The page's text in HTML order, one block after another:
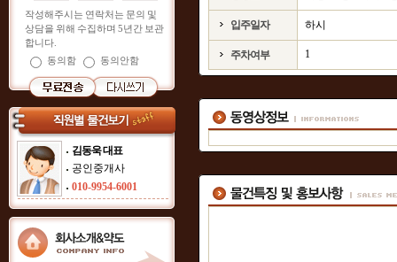
작성해주시는 연락처는 문의 및
상담을 위해 수집하며 5년간 보관
합니다.
동의함
동의안함
김동욱 대표
공인중개사
010-9954-6001
입주일자 하시
주차여부 1